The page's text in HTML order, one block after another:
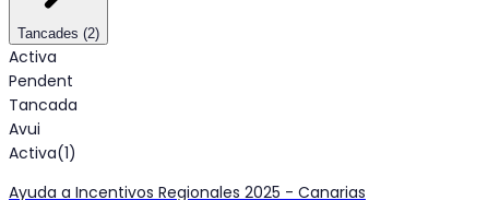
Tancades (2)
Activa
Pendent
Tancada
Avui
Activa(1)
Ayuda a Incentivos Regionales 2025 - Canarias